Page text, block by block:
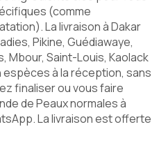
(comme
La livraison à Dakar
Pikine, Guédiawaye,
Mbour, Saint-Louis, Kaolack
à la réception, sans
finaliser ou vous faire
de Peaux normales à
La livraison est offerte